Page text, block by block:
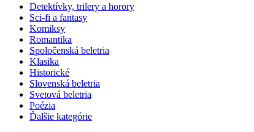
Detektívky, trilery a horory
Sci-fi a fantasy
Komiksy
Romantika
Spoločenská beletria
Klasika
Historické
Slovenská beletria
Svetová beletria
Poézia
Ďalšie kategórie